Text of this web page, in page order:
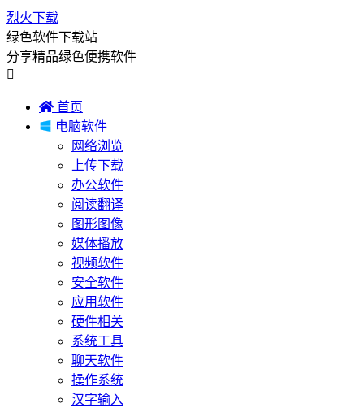
烈火下载
绿色软件下载站
分享精品绿色便携软件

 首页
 电脑软件
网络浏览
上传下载
办公软件
阅读翻译
图形图像
媒体播放
视频软件
安全软件
应用软件
硬件相关
系统工具
聊天软件
操作系统
汉字输入